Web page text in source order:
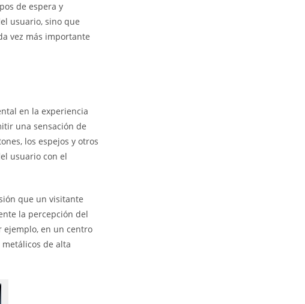
de espera y
usuario, sino que
vez más importante
en la experiencia
una sensación de
los espejos y otros
usuario con el
que un visitante
la percepción del
ejemplo, en un centro
de alta